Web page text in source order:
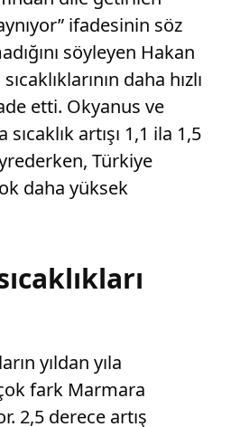
ifadesinin söz
söyleyen Hakan
daha hızlı
etti. Okyanus ve
artışı 1,1 ila 1,5
Türkiye
daha yüksek
yıldan yıla
fark Marmara
2,5 derece artış